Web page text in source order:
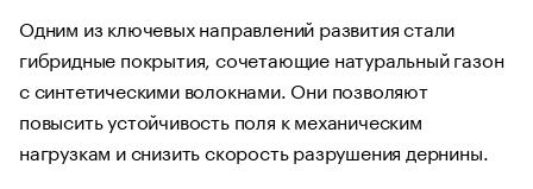
Одним из ключевых направлений развития стали
гибридные покрытия, сочетающие натуральный газон
с синтетическими волокнами. Они позволяют
повысить устойчивость поля к механическим
нагрузкам и снизить скорость разрушения дернины.